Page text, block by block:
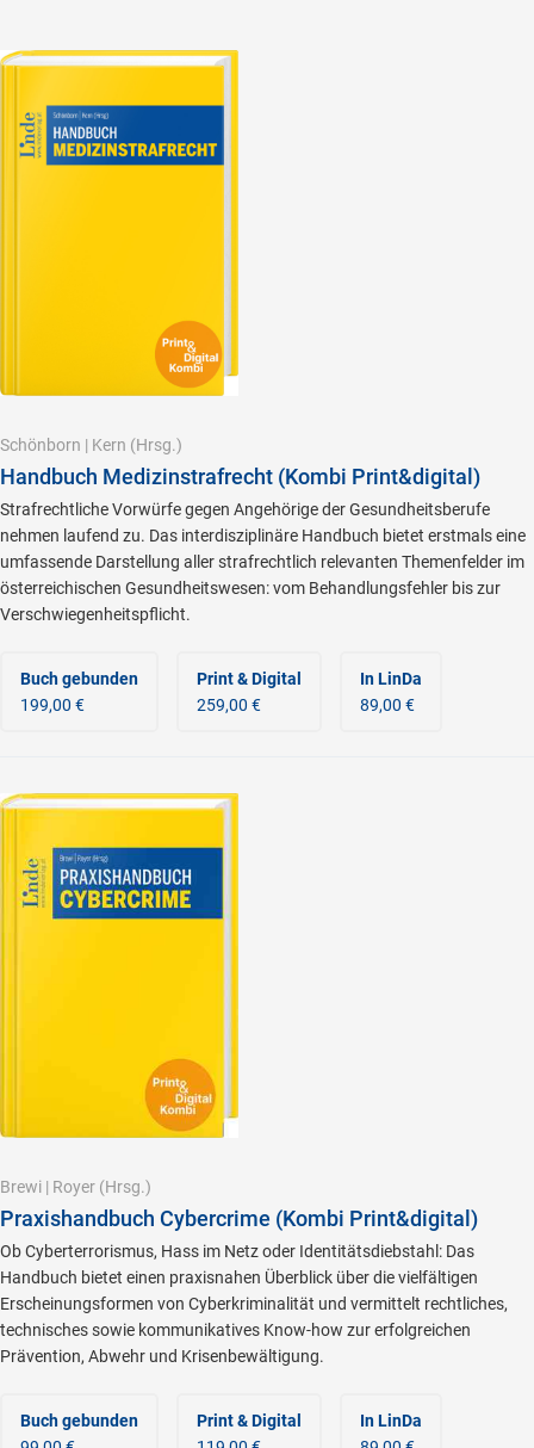
Schönborn | Kern (Hrsg.)
Handbuch Medizinstrafrecht (Kombi Print&digital)
Strafrechtliche Vorwürfe gegen Angehörige der Gesundheitsberufe
nehmen laufend zu. Das interdisziplinäre Handbuch bietet erstmals eine
umfassende Darstellung aller strafrechtlich relevanten Themenfelder im
österreichischen Gesundheitswesen: vom Behandlungsfehler bis zur
Verschwiegenheitspflicht.
Buch gebunden
199,00 €
Print & Digital
259,00 €
In LinDa
89,00 €
Brewi | Royer (Hrsg.)
Praxishandbuch Cybercrime (Kombi Print&digital)
Ob Cyberterrorismus, Hass im Netz oder Identitätsdiebstahl: Das
Handbuch bietet einen praxisnahen Überblick über die vielfältigen
Erscheinungsformen von Cyberkriminalität und vermittelt rechtliches,
technisches sowie kommunikatives Know-how zur erfolgreichen
Prävention, Abwehr und Krisenbewältigung.
Buch gebunden
Print & Digital
In LinDa